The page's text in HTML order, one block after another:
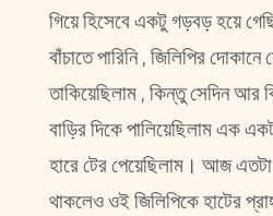
গিয়ে হিসেবে একটু গড়বড় হয়ে
বাঁচাতে পারিনি , জিলিপির
তাকিয়েছিলাম , কিন্তু সেদিন আর
বাড়ির দিকে পালিয়েছিলাম এক
হারে টের পেয়েছিলাম। আজ
থাকলেও ওই জিলিপিকে হাটের